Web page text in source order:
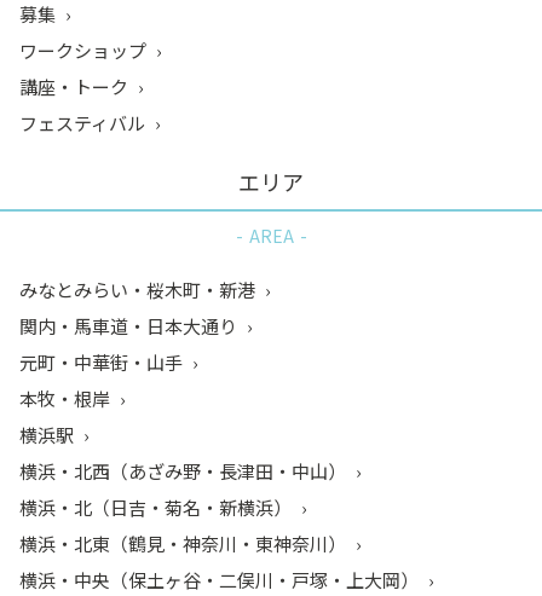
募集
ワークショップ
講座・トーク
フェスティバル
エリア
AREA
みなとみらい・桜木町・新港
関内・馬車道・日本大通り
元町・中華街・山手
本牧・根岸
横浜駅
横浜・北西（あざみ野・長津田・中山）
横浜・北（日吉・菊名・新横浜）
横浜・北東（鶴見・神奈川・東神奈川）
横浜・中央（保土ヶ谷・二俣川・戸塚・上大岡）